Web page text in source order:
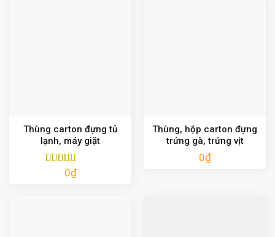
Thùng carton đựng tủ
lạnh, máy giặt
Được xếp
0₫
Thùng, hộp carton đựng
trứng gà, trứng vịt
0₫